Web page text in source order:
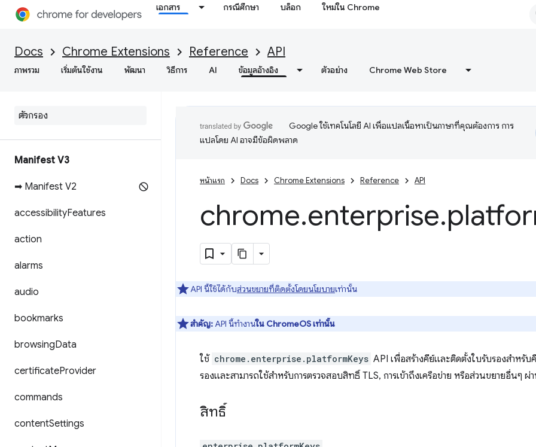
เอกสาร กรณีศึกษา บล็อก ใหม่ใน Chrome
Docs Chrome Extensions Reference API
ภาพรวม เริ่มต้นใช้งาน พัฒนา วิธีการ AI ข้อมูลอ้างอิง ตัวอย่าง Chrome Web Store
Manifest V3
➡ Manifest V2
accessibilityFeatures
action
alarms
audio
bookmarks
browsingData
certificateProvider
commands
contentSettings
Google ใช้เทคโนโลยี AI เพื่อแปลเนื้อหาเป็นภาษาที่คุณต้องการ การ
แปลโดย AI อาจมีข้อผิดพลาด
หน้าแรก Docs Chrome Extensions Reference API
chrome.enterprise.
API นี้ใช้ได้กับส่วนขยายที่ติดตั้งโดยนโยบายเท่านั้น
สำคัญ:API นี้ทำงานใน ChromeOS เท่านั้น
ใช้ chrome.enterprise.platformKeys API เพื่อสร้างคีย์และติดตั้งใบรับรองสำหรั
รองและสามารถใช้สำหรับการตรวจสอบสิทธิ์ TLS, การเข้าถึงเครือข่าย หรือส่วนขยายอื่นๆ
สิทธิ์